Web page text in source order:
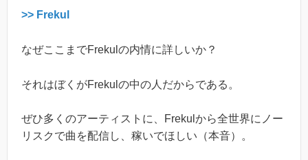
>> Frekul
なぜここまでFrekulの内情に詳しいか？
それはぼくがFrekulの中の人だからである。
ぜひ多くのアーティストに、Frekulから全世界にノー
リスクで曲を配信し、稼いでほしい（本音）。